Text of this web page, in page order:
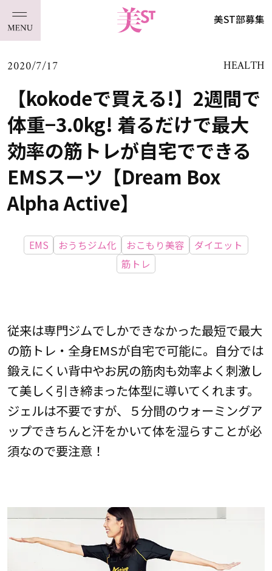
美ST部募集
2020/7/17 HEALTH
【kokodeで買える!】2週間で
体重−3.0kg! 着るだけで最大
効率の筋トレが自宅でできる
EMSスーツ【Dream Box
Alpha Active】
EMS おうちジム化 おこもり美容
ダイエット
筋トレ
従来は専門ジムでしかできなかった最短で最大
の筋トレ・全身EMSが自宅で可能に。自分では
鍛えにくい背中やお尻の筋肉も効率よく刺激し
て美しく引き締まった体型に導いてくれます。
ジェルは不要ですが、５分間のウォーミングア
ップできちんと汗をかいて体を湿らすことが必
須なので要注意！